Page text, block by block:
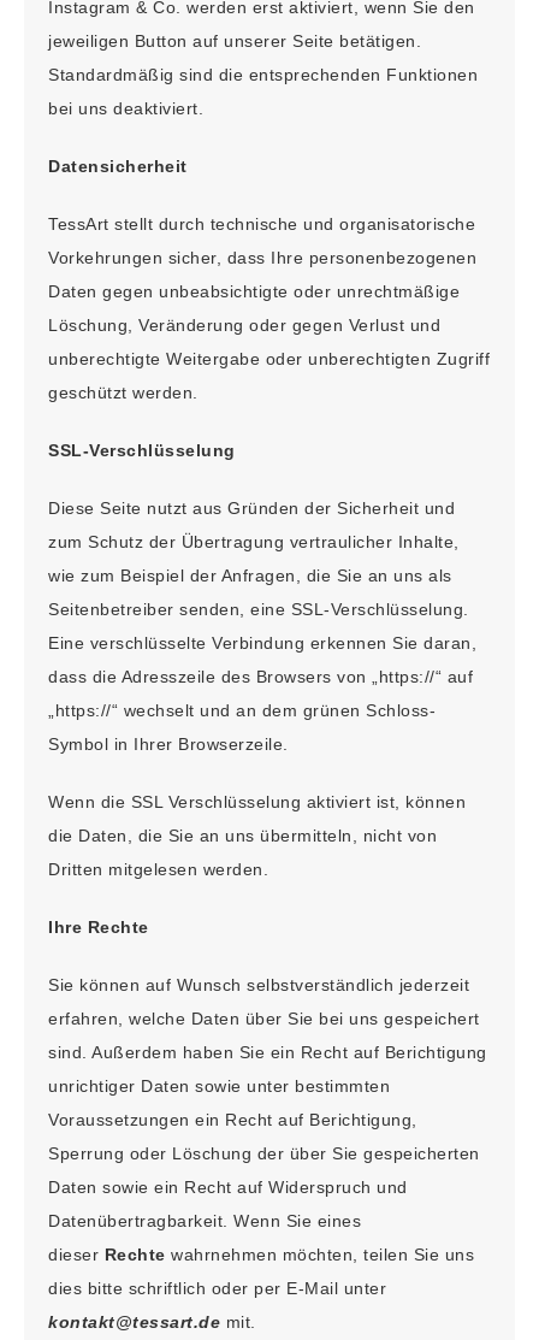
Instagram & Co. werden erst aktiviert, wenn Sie den
jeweiligen Button auf unserer Seite betätigen.
Standardmäßig sind die entsprechenden Funktionen
bei uns deaktiviert.
Datensicherheit
TessArt stellt durch technische und organisatorische
Vorkehrungen sicher, dass Ihre personenbezogenen
Daten gegen unbeabsichtigte oder unrechtmäßige
Löschung, Veränderung oder gegen Verlust und
unberechtigte Weitergabe oder unberechtigten Zugriff
geschützt werden.
SSL-Verschlüsselung
Diese Seite nutzt aus Gründen der Sicherheit und
zum Schutz der Übertragung vertraulicher Inhalte,
wie zum Beispiel der Anfragen, die Sie an uns als
Seitenbetreiber senden, eine SSL-Verschlüsselung.
Eine verschlüsselte Verbindung erkennen Sie daran,
dass die Adresszeile des Browsers von „https://“ auf
„https://“ wechselt und an dem grünen Schloss-
Symbol in Ihrer Browserzeile.
Wenn die SSL Verschlüsselung aktiviert ist, können
die Daten, die Sie an uns übermitteln, nicht von
Dritten mitgelesen werden.
Ihre Rechte
Sie können auf Wunsch selbstverständlich jederzeit
erfahren, welche Daten über Sie bei uns gespeichert
sind. Außerdem haben Sie ein Recht auf Berichtigung
unrichtiger Daten sowie unter bestimmten
Voraussetzungen ein Recht auf Berichtigung,
Sperrung oder Löschung der über Sie gespeicherten
Daten sowie ein Recht auf Widerspruch und
Datenübertragbarkeit. Wenn Sie eines
dieser Rechte wahrnehmen möchten, teilen Sie uns
dies bitte schriftlich oder per E-Mail unter
kontakt@tessart.de mit.